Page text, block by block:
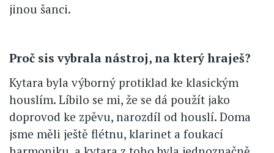
jinou šanci.
Proč sis vybrala nástroj, na který hraješ?
Kytara byla výborný protiklad ke klasickým
houslím. Líbilo se mi, že se dá použít jako
doprovod ke zpěvu, narozdíl od houslí. Doma
jsme měli ještě flétnu, klarinet a foukací